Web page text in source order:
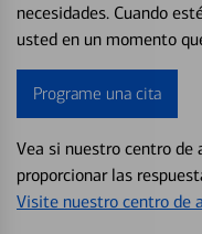
necesidades. Cuando
usted en un momento
Programe una cita
Vea si nuestro centro de
proporcionar las
Visite nuestro centro de